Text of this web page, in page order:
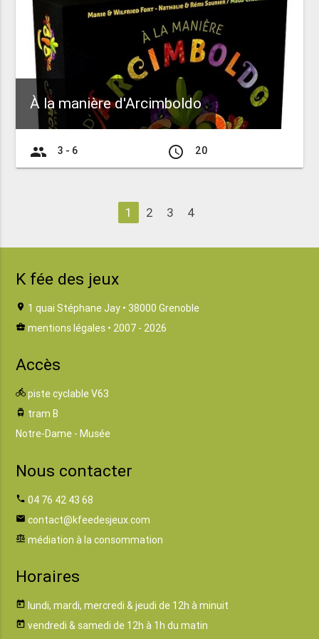
À la manière d'Arcimboldo
group 3 - 6 access_time 20
1 2 3 4
K fée des jeux
location_on 1 quai Stéphane Jay • 38000 Grenoble
business_center mentions légales • 2007 - 2026
Accès
directions_bike piste cyclable V63
tram tram B
Notre-Dame - Musée
Nous contacter
phone 04 76 42 43 68
email contact@kfeedesjeux.com
balance médiation à la consommation
Horaires
today lundi, mardi, mercredi & jeudi de 12h à minuit
today vendredi & samedi de 12h à 1h du matin